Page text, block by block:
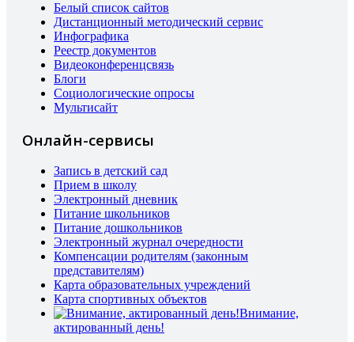
Белый список сайтов
Дистанционный методический сервис
Инфографика
Реестр документов
Видеоконференцсвязь
Блоги
Социологические опросы
Мультисайт
Онлайн-сервисы
Запись в детский сад
Прием в школу
Электронный дневник
Питание школьников
Питание дошкольников
Электронный журнал очередности
Компенсации родителям (законным
представителям)
Карта образовательных учреждений
Карта спортивных объектов
Внимание,
актированный день!